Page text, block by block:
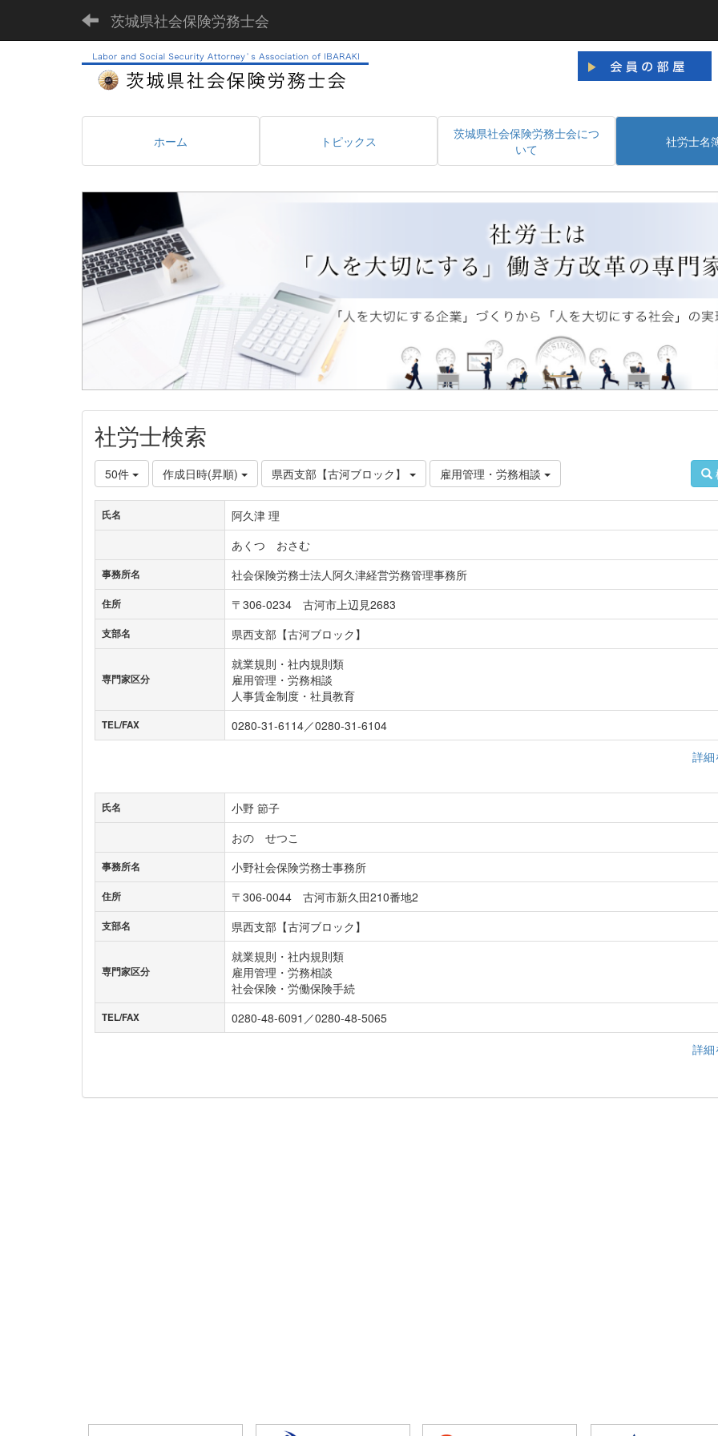
茨城県社会保険労務士会
ホーム トピックス
茨城県社会保険労務士会につ
いて
社労士名
社労士検索
50件 作成日時(昇順) 県西支部【古河ブロック】 雇用管理・労務相談
氏名
阿久津 理
あくつ おさむ
事務所名 社会保険労務士法人阿久津経営労務管理事務所
住所 〒306-0234 古河市上辺見2683
支部名 県西支部【古河ブロック】
専門家区分
就業規則・社内規則類
雇用管理・労務相談
人事賃金制度・社員教育
TEL/FAX
0280-31-6114／0280-31-6104
詳細
氏名
小野 節子
おの せつこ
事務所名 小野社会保険労務士事務所
住所 〒306-0044 古河市新久田210番地2
支部名 県西支部【古河ブロック】
専門家区分
就業規則・社内規則類
雇用管理・労務相談
社会保険・労働保険手続
TEL/FAX
0280-48-6091／0280-48-5065
詳細